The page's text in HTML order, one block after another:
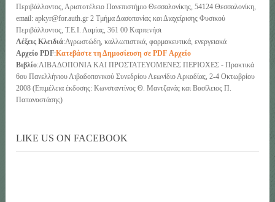
Περιβάλλοντος, Αριστοτέλειο Πανεπιστήμιο Θεσσαλονίκης, 54124 Θεσσαλονίκη,
email: apkyr@for.auth.gr 2 Τμήμα Δασοπονίας και Διαχείρισης Φυσικού
Περιβάλλοντος, Τ.Ε.Ι. Λαμίας, 361 00 Καρπενήσι
Λέξεις Κλειδιά:Αγρωστώδη, καλλωπιστικά, φαρμακευτικά, ενεργειακά
Αρχείο PDF:Κατεβάστε τη Δημοσίευση σε PDF Αρχείο
Βιβλίο:ΛΙΒΑΔΟΠΟΝΙΑ ΚΑΙ ΠΡΟΣΤΑΤΕΥΟΜΕΝΕΣ ΠΕΡΙΟΧΕΣ - Πρακτικά
6ου Πανελλήνιου Λιβαδοπονικού Συνεδρίου Λεωνίδιο Αρκαδίας, 2-4 Οκτωβρίου
2008 (Επιμέλεια έκδοσης: Κωνσταντίνος Θ. Μαντζανάς και Βασίλειος Π.
Παπαναστάσης)
LIKE US ON FACEBOOK